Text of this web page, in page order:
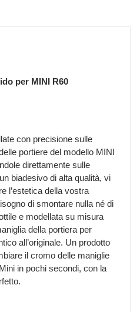
per MINI R60
con precisione sulle
portiere del modello MINI
direttamente sulle
biadesivo di alta qualità, vi
l’estetica della vostra
di smontare nulla né di
e modellata su misura
della portiera per
all’originale. Un prodotto
il cromo delle maniglie
in pochi secondi, con la